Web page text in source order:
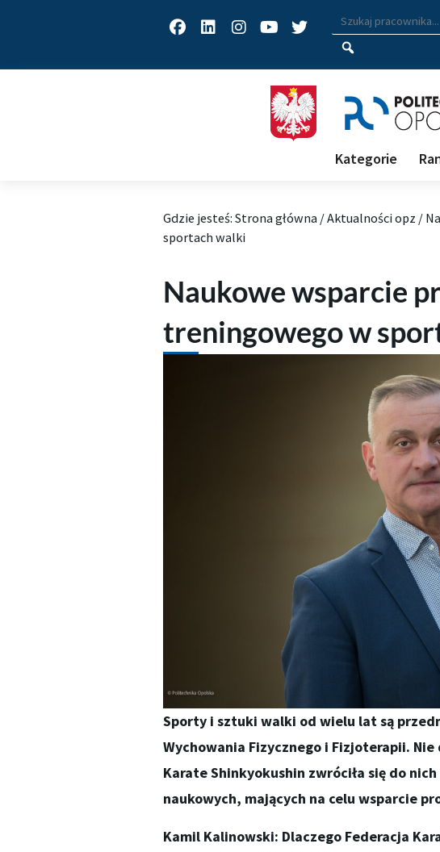
Facebook
LinkedinInstagram
YoutubeTwitterWpisz nazwisko,
Kategorie
Gdzie jesteś: Strona główna /Aktualności opz /
sportach walki
Naukowe wsparcie
treningowego w
Sporty i sztuki walki od wielu lat są
Wychowania Fizycznego i Fizjoterapii.
Karate Shinkyokushin zwróciła się do
naukowych, mających na celu wsparcie
Kamil Kalinowski: Dlaczego Federacja